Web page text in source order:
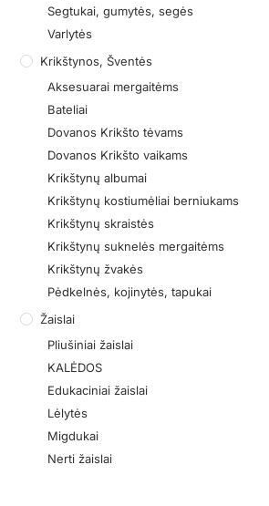
Segtukai, gumytės, segės
Varlytės
Krikštynos, Šventės
Aksesuarai mergaitėms
Bateliai
Dovanos Krikšto tėvams
Dovanos Krikšto vaikams
Krikštynų albumai
Krikštynų kostiumėliai berniukams
Krikštynų skraistės
Krikštynų suknelės mergaitėms
Krikštynų žvakės
Pėdkelnės, kojinytės, tapukai
Žaislai
Pliušiniai žaislai
KALĖDOS
Edukaciniai žaislai
Lėlytės
Migdukai
Nerti žaislai